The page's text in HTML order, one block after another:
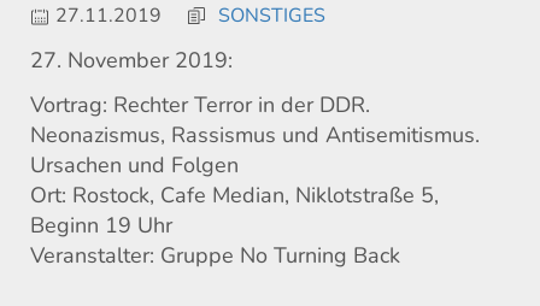
27.11.2019 SONSTIGES
27. November 2019:
Vortrag: Rechter Terror in der DDR.
Neonazismus, Rassismus und Antisemitismus.
Ursachen und Folgen
Ort: Rostock, Cafe Median, Niklotstraße 5,
Beginn 19 Uhr
Veranstalter: Gruppe No Turning Back